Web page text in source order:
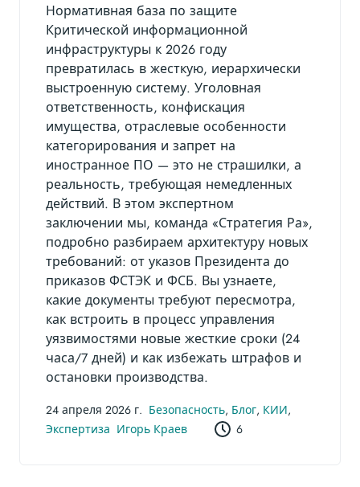
Нормативная база по защите
Критической информационной
инфраструктуры к 2026 году
превратилась в жесткую, иерархически
выстроенную систему. Уголовная
ответственность, конфискация
имущества, отраслевые особенности
категорирования и запрет на
иностранное ПО — это не страшилки, а
реальность, требующая немедленных
действий. В этом экспертном
заключении мы, команда «Стратегия Ра»,
подробно разбираем архитектуру новых
требований: от указов Президента до
приказов ФСТЭК и ФСБ. Вы узнаете,
какие документы требуют пересмотра,
как встроить в процесс управления
уязвимостями новые жесткие сроки (24
часа/7 дней) и как избежать штрафов и
остановки производства.
24 апреля 2026 г. Безопасность, Блог, КИИ,
Экспертиза Игорь Краев 6